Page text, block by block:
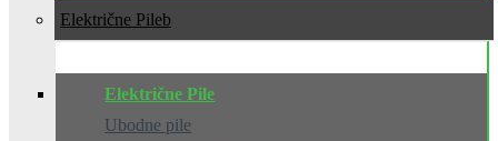
Električne Pile
Električne Pile
Ubodne pile